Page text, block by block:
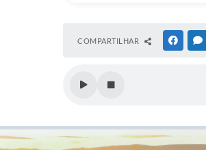
COMPARTILHAR